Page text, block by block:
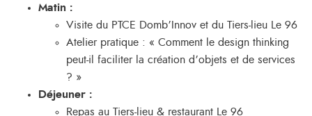
Matin :
Visite du PTCE Domb’Innov et du Tiers-lieu Le 96
Atelier pratique : « Comment le design thinking
peut-il faciliter la création d’objets et de services
? »
Déjeuner :
Repas au Tiers-lieu & restaurant Le 96